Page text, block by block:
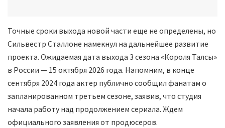
Точные сроки выхода новой части еще не определены, но
Сильвестр Сталлоне намекнул на дальнейшее развитие
проекта. Ожидаемая дата выхода 3 сезона «Короля Талсы»
в России — 15 октября 2026 года. Напомним, в конце
сентября 2024 года актер публично сообщил фанатам о
запланированном третьем сезоне, заявив, что студия
начала работу над продолжением сериала. Ждем
официального заявления от продюсеров.